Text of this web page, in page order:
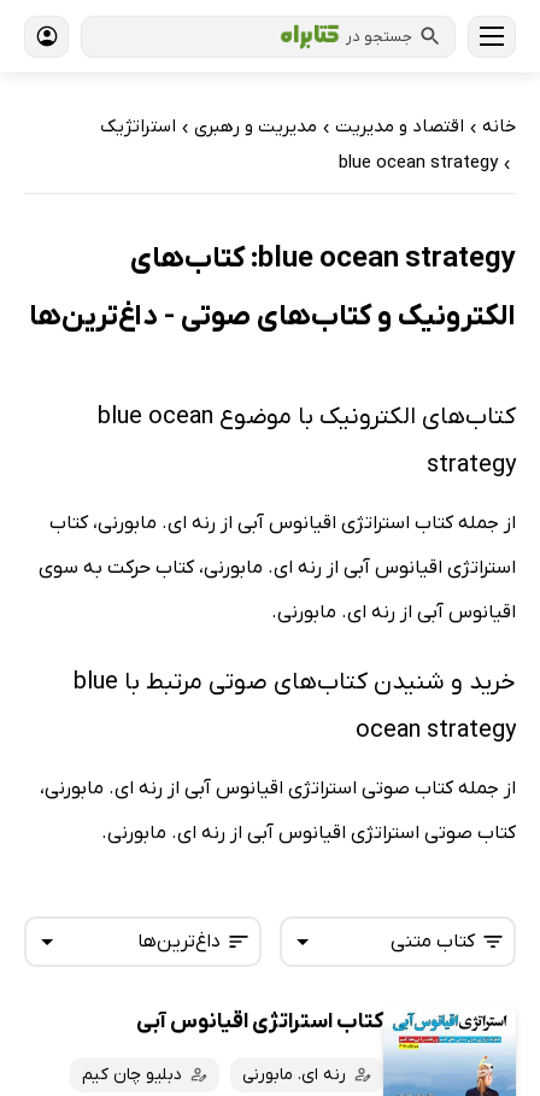
جستجو در
خانه › اقتصاد و مدیریت › مدیریت و رهبری › استراتژیک
›
blue ocean strategy
blue ocean strategy: کتاب‌های
الکترونیک و کتاب‌های صوتی - داغ‌ترین‌ها
کتاب‌های الکترونیک با موضوع blue ocean
strategy
از جمله کتاب استراتژی اقیانوس آبی از رنه ای. مابورنی، کتاب
استراتژی اقیانوس آبی از رنه ای. مابورنی، کتاب حرکت به سوی
اقیانوس آبی از رنه ای. مابورنی.
خرید و شنیدن کتاب‌های صوتی مرتبط با blue
ocean strategy
از جمله کتاب صوتی استراتژی اقیانوس آبی از رنه ای. مابورنی،
کتاب صوتی استراتژی اقیانوس آبی از رنه ای. مابورنی.
داغ‌ترین‌ها
تازه‌ها
داغ‌ترین‌ها
کتاب متنی
همه کتاب‌ها
کتاب‌های صوتی
کتاب استراتژی اقیانوس آبی
رنه ای. مابورنی
دبلیو چان کیم